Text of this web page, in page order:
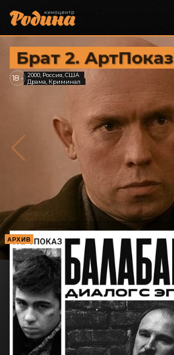
Брат 2. АртПоказ
18 + 2000, Россия, США
Драма, Криминал
АРХИВ